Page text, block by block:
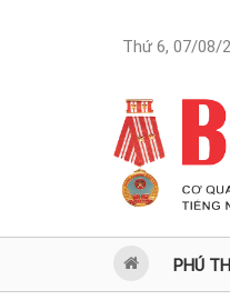
Thứ 6, 07/08/
PHÚ